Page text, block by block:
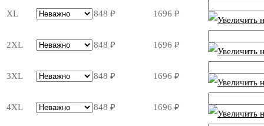
XL 848 ₽ 1696 ₽
2XL 848 ₽ 1696 ₽
3XL 848 ₽ 1696 ₽
4XL 848 ₽ 1696 ₽